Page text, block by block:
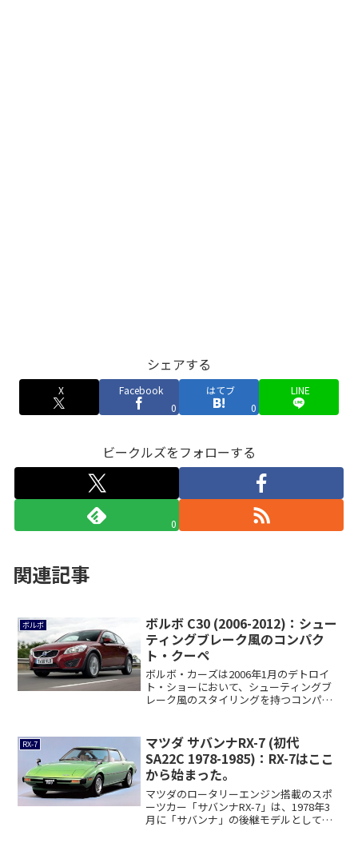
シェアする
X
Facebook
0
はてブ
0
LINE
ビークルズをフォローする
0
関連記事
ボルボ
ボルボ C30 (2006-2012)：シュー
ティングブレーク風のコンパク
ト・クーペ
ボルボ・カーズは2006年1月のデトロイ
ト・ショーにおいて、シューティングブ
レーク風のスタイリングを持つコンパク
RX-7
マツダ サバンナRX-7 (初代
SA22C 1978-1985)：RX-7はここ
から始まった。
マツダのロータリーエンジン搭載のスポ
ーツカー「サバンナRX-7」は、1978年3
月に「サバンナ」の後継モデルとして発